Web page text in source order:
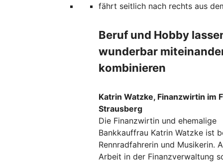
Beruf und Hobby
wunderbar
kombinieren
Katrin Watzke, Finanzwirtin im
Strausberg
Die Finanzwirtin und ehemalige
Bankkauffrau Katrin Watzke ist
Rennradfahrerin und Musikerin.
Arbeit in der Finanzverwaltung